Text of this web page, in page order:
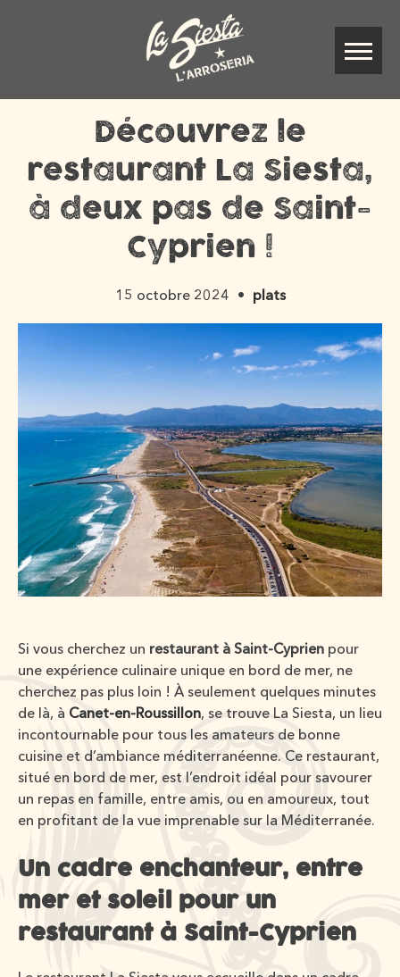
Découvrez le
restaurant La Siesta,
à deux pas de Saint-
Cyprien !
15 octobre 2024 plats
Si vous cherchez un restaurant à Saint-Cyprien pour
une expérience culinaire unique en bord de mer, ne
cherchez pas plus loin ! À seulement quelques minutes
de là, à Canet-en-Roussillon, se trouve La Siesta, un lieu
incontournable pour tous les amateurs de bonne
cuisine et d’ambiance méditerranéenne. Ce restaurant,
situé en bord de mer, est l’endroit idéal pour savourer
un repas en famille, entre amis, ou en amoureux, tout
en profitant de la vue imprenable sur la Méditerranée.
Un cadre enchanteur, entre
mer et soleil pour un
restaurant à Saint-Cyprien